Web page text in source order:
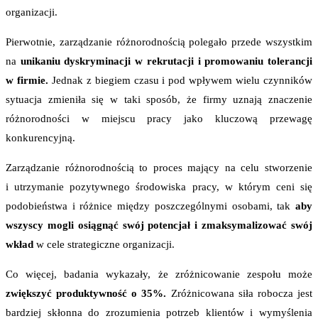
organizacji.
Pierwotnie, zarządzanie różnorodnością polegało przede wszystkim
na unikaniu dyskryminacji w rekrutacji i promowaniu tolerancji
w firmie. Jednak z biegiem czasu i pod wpływem wielu czynników
sytuacja zmieniła się w taki sposób, że firmy uznają znaczenie
różnorodności w miejscu pracy jako kluczową przewagę
konkurencyjną.
Zarządzanie różnorodnością to proces mający na celu stworzenie
i utrzymanie pozytywnego środowiska pracy, w którym ceni się
podobieństwa i różnice między poszczególnymi osobami, tak aby
wszyscy mogli osiągnąć swój potencjał i zmaksymalizować swój
wkład w cele strategiczne organizacji.
Co więcej, badania wykazały, że zróżnicowanie zespołu może
zwiększyć produktywność o 35%. Zróżnicowana siła robocza jest
bardziej skłonna do zrozumienia potrzeb klientów i wymyślenia